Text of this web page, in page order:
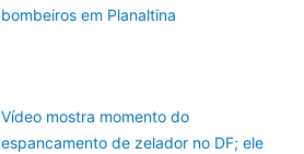
bombeiros em Planaltina
Vídeo mostra momento do
espancamento de zelador no DF; ele